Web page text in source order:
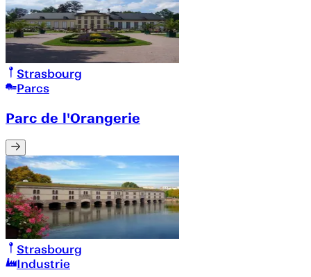
Strasbourg
Parcs
Parc de l'Orangerie
Strasbourg
Industrie